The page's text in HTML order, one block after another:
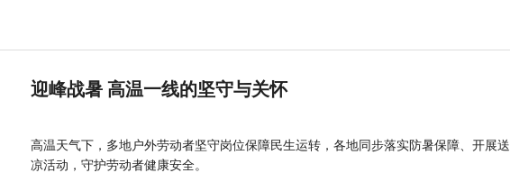
迎峰战暑 高温一线的坚守与关怀
高温天气下，多地户外劳动者坚守岗位保障民生运转，各地同步落实防暑保障、开展
凉活动，守护劳动者健康安全。